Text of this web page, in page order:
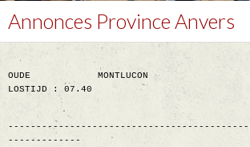
Lâcher / Los
Result. clubs, Provincial, (Inter)National
RFCB / KBDB
Annonces Province Anvers
OUDE MONTLUCON
LOSTIJD : 07.40
-------------